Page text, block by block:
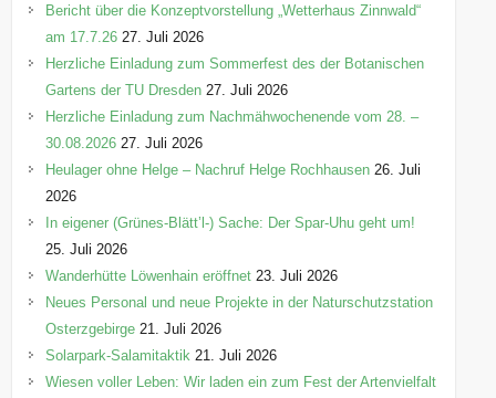
Bericht über die Konzeptvorstellung „Wetterhaus Zinnwald“
am 17.7.26 27. Juli 2026
Herzliche Einladung zum Sommerfest des der Botanischen
Gartens der TU Dresden 27. Juli 2026
Herzliche Einladung zum Nachmähwochenende vom 28. –
30.08.2026 27. Juli 2026
Heulager ohne Helge – Nachruf Helge Rochhausen 26. Juli
2026
In eigener (Grünes-Blätt’l-) Sache: Der Spar-Uhu geht um!
25. Juli 2026
Wanderhütte Löwenhain eröffnet 23. Juli 2026
Neues Personal und neue Projekte in der Naturschutzstation
Osterzgebirge 21. Juli 2026
Solarpark-Salamitaktik 21. Juli 2026
Wiesen voller Leben: Wir laden ein zum Fest der Artenvielfalt